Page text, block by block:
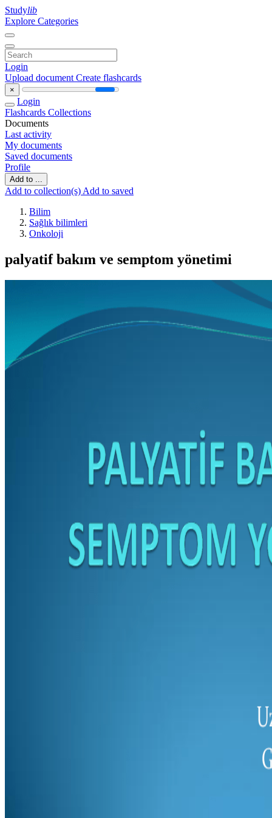
Studylib
Explore Categories
Login
Upload document Create flashcards
×
Login
Flashcards Collections
Documents
Last activity
My documents
Saved documents
Profile
Add to ...
Add to collection(s) Add to saved
Bilim
Sağlık bilimleri
Onkoloji
palyatif bakım ve semptom yönetimi